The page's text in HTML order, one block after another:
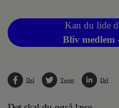
Kan du lide
Bliv medlem
Del Tweet Del